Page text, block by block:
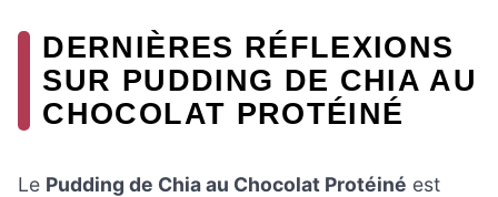
DERNIÈRES RÉFLEXIONS
SUR PUDDING DE CHIA AU
CHOCOLAT PROTÉINÉ
Le Pudding de Chia au Chocolat Protéiné est